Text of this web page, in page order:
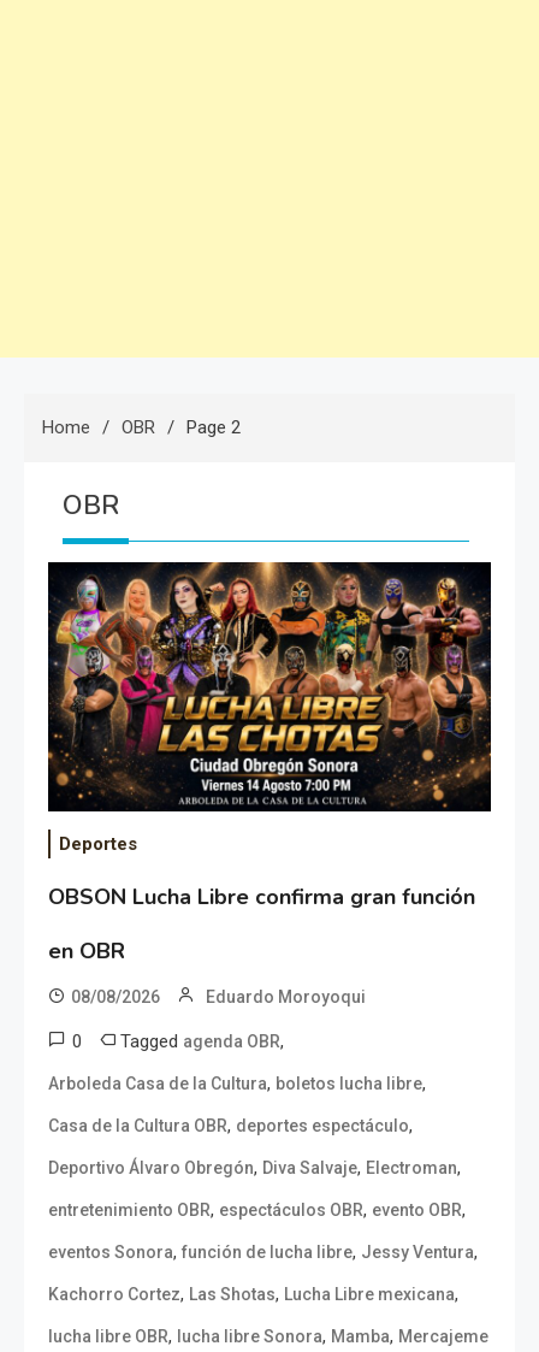
Home OBR Page 2
OBR
Deportes
OBSON Lucha Libre confirma gran función
en OBR
08/08/2026 Eduardo Moroyoqui
0 Tagged agenda OBR,
Arboleda Casa de la Cultura, boletos lucha libre,
Casa de la Cultura OBR, deportes espectáculo,
Deportivo Álvaro Obregón, Diva Salvaje, Electroman,
entretenimiento OBR, espectáculos OBR, evento OBR,
eventos Sonora, función de lucha libre, Jessy Ventura,
Kachorro Cortez, Las Shotas, Lucha Libre mexicana,
lucha libre OBR, lucha libre Sonora, Mamba, Mercajeme